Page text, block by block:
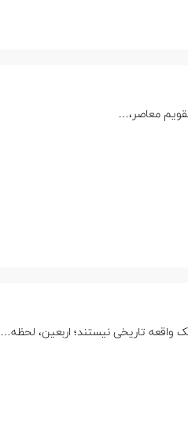
واقعه‌ تاریخی نیستند؛ اربعین، لحظه‌…